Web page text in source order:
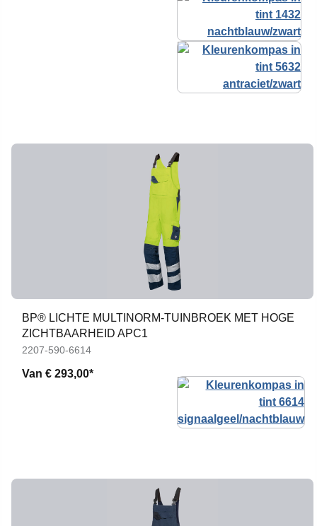
BP® LICHTE MULTINORM-TUINBROEK MET HOGE
ZICHTBAARHEID APC1
2207-590-6614
Van € 293,00*